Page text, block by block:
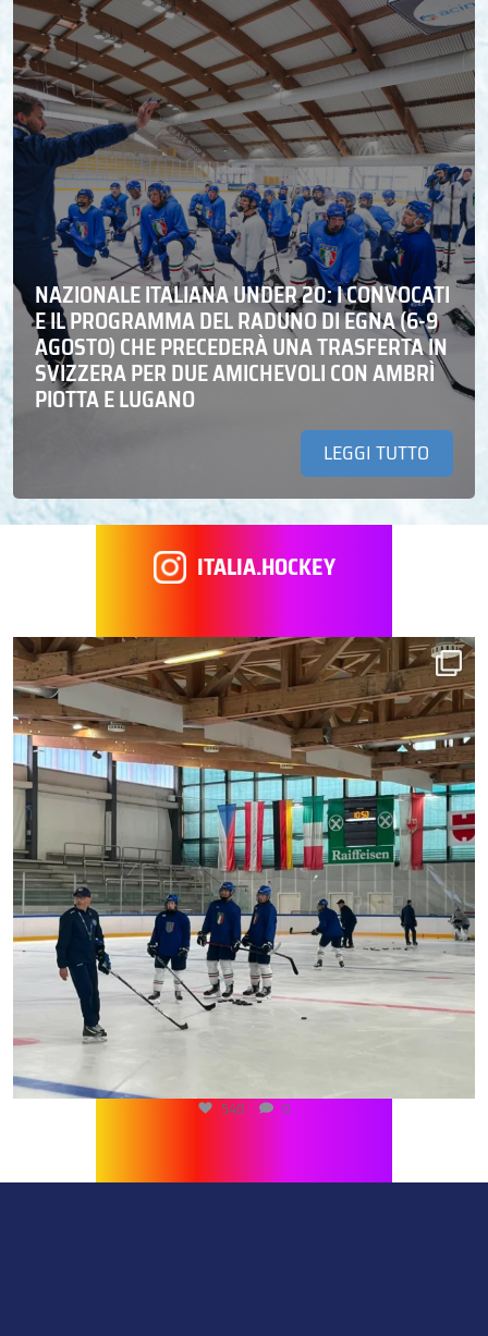
NAZIONALE ITALIANA UNDER 20: I CONVOCATI
E IL PROGRAMMA DEL RADUNO DI EGNA (6-9
AGOSTO) CHE PRECEDERÀ UNA TRASFERTA IN
SVIZZERA PER DUE AMICHEVOLI CON AMBRÌ
PIOTTA E LUGANO
LEGGI TUTTO
ITALIA.HOCKEY
540 0